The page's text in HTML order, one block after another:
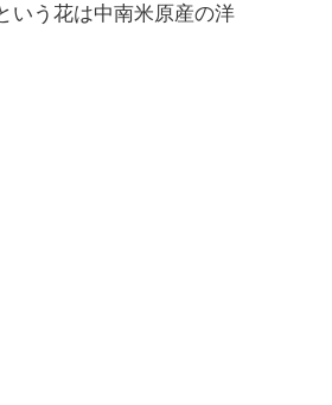
いう花は中南米原産の洋